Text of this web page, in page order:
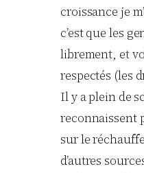
croissance je
c’est que les
librement, et
respectés (les
Il y a plein de
reconnaissent
sur le
d’autres